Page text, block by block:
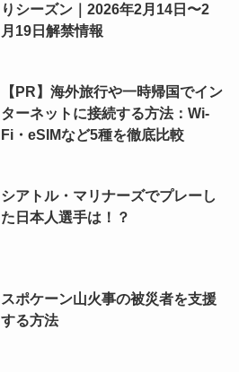
りシーズン｜2026年2月14日〜2
月19日解禁情報
【PR】海外旅行や一時帰国でイン
ターネットに接続する方法：Wi-
Fi・eSIMなど5種を徹底比較
シアトル・マリナーズでプレーし
た日本人選手は！？
スポケーン山火事の被災者を支援
する方法